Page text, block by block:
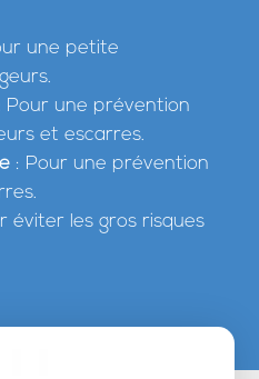
une petite
Pour une prévention
et escarres.
: Pour une prévention
éviter les gros risques